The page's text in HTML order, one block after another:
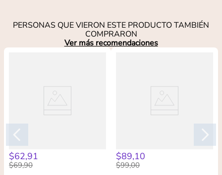
PERSONAS QUE VIERON ESTE PRODUCTO TAMBIÉN
COMPRARON
Ver más recomendaciones
$62,91
$69,90
$89,10
$99,00